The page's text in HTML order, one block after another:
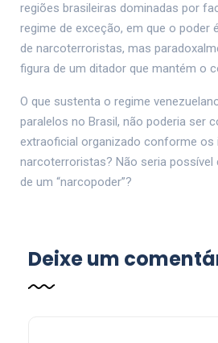
regiões brasileiras dominadas por
regime de exceção, em que o poder
de narcoterroristas, mas
figura de um ditador que mantém o
O que sustenta o regime
paralelos no Brasil, não poderia ser
extraoficial organizado conforme os
narcoterroristas? Não seria
de um “narcopoder”?
Deixe um